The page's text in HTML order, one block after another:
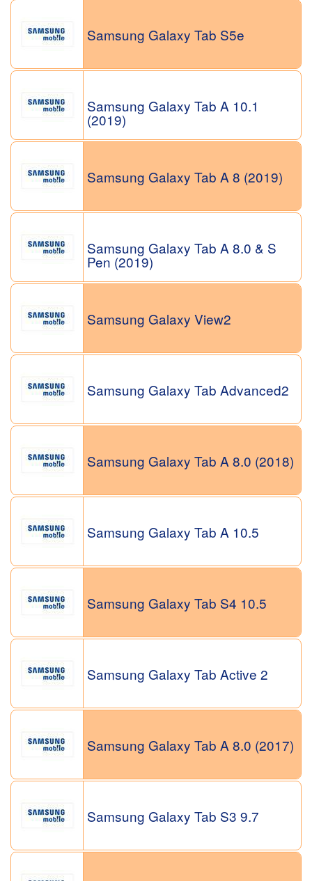
Samsung Galaxy Tab S5e
Samsung Galaxy Tab A 10.1
(2019)
Samsung Galaxy Tab A 8 (2019)
Samsung Galaxy Tab A 8.0 & S
Pen (2019)
Samsung Galaxy View2
Samsung Galaxy Tab Advanced2
Samsung Galaxy Tab A 8.0 (2018)
Samsung Galaxy Tab A 10.5
Samsung Galaxy Tab S4 10.5
Samsung Galaxy Tab Active 2
Samsung Galaxy Tab A 8.0 (2017)
Samsung Galaxy Tab S3 9.7